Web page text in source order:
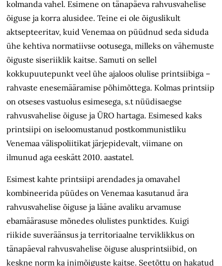
kolmanda vahel. Esimene on tänapäeva rahvusvahelise
õiguse ja korra alusidee. Teine ei ole õiguslikult
aktsepteeritav, kuid Venemaa on püüdnud seda siduda
ühe kehtiva normatiivse ootusega, milleks on vähemuste
õiguste siseriiklik kaitse. Samuti on sellel
kokkupuutepunkt veel ühe ajaloos olulise printsiibiga –
rahvaste enesemääramise põhimõttega. Kolmas printsiip
on otseses vastuolus esimesega, s.t nüüdisaegse
rahvusvahelise õiguse ja ÜRO hartaga. Esimesed kaks
printsiipi on iseloomustanud postkommunistliku
Venemaa välispoliitikat järjepidevalt, viimane on
ilmunud aga eeskätt 2010. aastatel.
Esimest kahte printsiipi arendades ja omavahel
kombineerida püüdes on Venemaa kasutanud ära
rahvusvahelise õiguse ja lääne avaliku arvamuse
ebamäärasuse mõnedes olulistes punktides. Kuigi
riikide suveräänsus ja territoriaalne terviklikkus on
tänapäeval rahvusvahelise õiguse alusprintsiibid, on
keskne norm ka inimõiguste kaitse. Seetõttu on hakatud